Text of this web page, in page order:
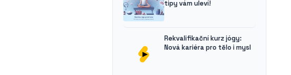
tipy vám uleví!
Rekvalifikační kurz jógy:
Nová kariéra pro tělo i mysl